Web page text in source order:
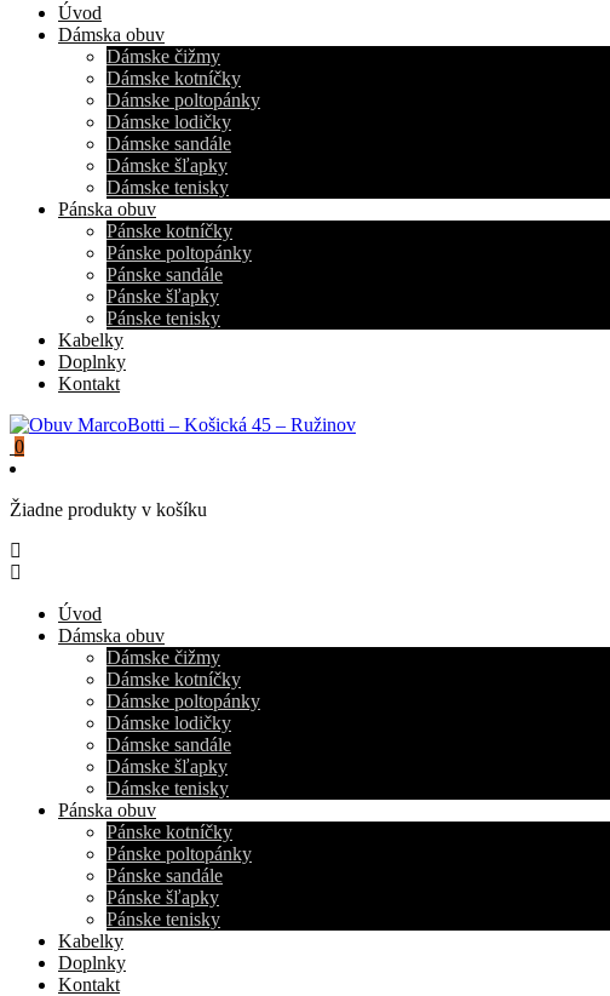
Úvod
Dámska obuv
Dámske čižmy
Dámske kotníčky
Dámske poltopánky
Dámske lodičky
Dámske sandále
Dámske šľapky
Dámske tenisky
Pánska obuv
Pánske kotníčky
Pánske poltopánky
Pánske sandále
Pánske šľapky
Pánske tenisky
Kabelky
Doplnky
Kontakt
0
Žiadne produkty v košíku
Úvod
Dámska obuv
Dámske čižmy
Dámske kotníčky
Dámske poltopánky
Dámske lodičky
Dámske sandále
Dámske šľapky
Dámske tenisky
Pánska obuv
Pánske kotníčky
Pánske poltopánky
Pánske sandále
Pánske šľapky
Pánske tenisky
Kabelky
Doplnky
Kontakt